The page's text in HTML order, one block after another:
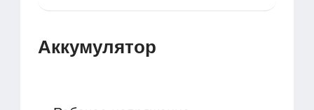
Аккумулятор